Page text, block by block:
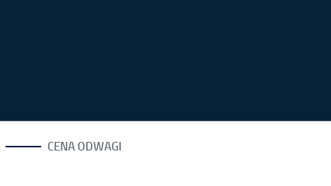
CENA ODWAGI